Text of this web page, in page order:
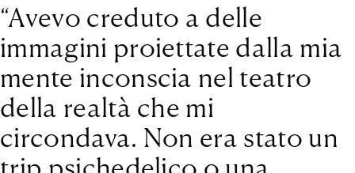
“Avevo creduto a delle
immagini proiettate dalla mia
mente inconscia nel teatro
della realtà che mi
circondava. Non era stato un